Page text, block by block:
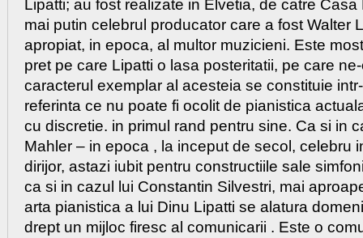
Lipatti; au fost realizate in Elvetia, de catre
mai putin celebrul producator care a fost Walter
apropiat, in epoca, al multor muzicieni. Este
pret pe care Lipatti o lasa posteritatii, pe care
caracterul exemplar al acesteia se constituie
referinta ce nu poate fi ocolit de pianistica
cu discretie. in primul rand pentru sine. Ca si in
Mahler – in epoca , la inceput de secol, celebru
dirijor, astazi iubit pentru constructiile sale
ca si in cazul lui Constantin Silvestri, mai
arta pianistica a lui Dinu Lipatti se alatura
drept un mijloc firesc al comunicarii . Este o